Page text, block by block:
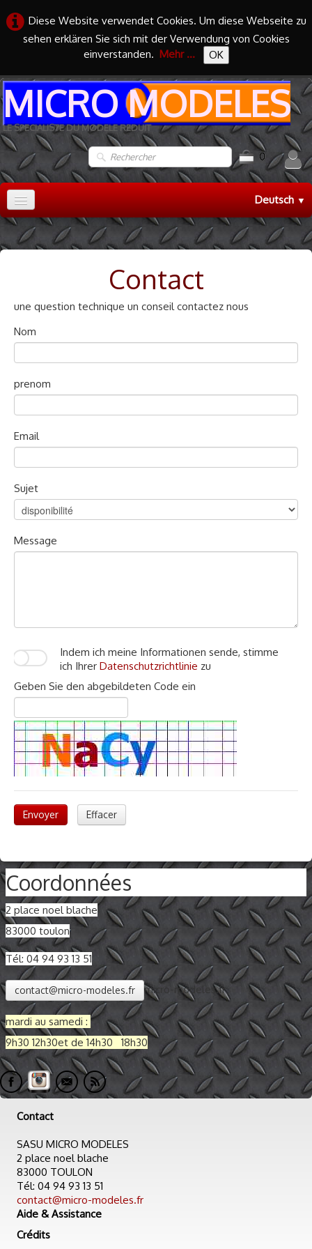
Diese Website verwendet Cookies. Um diese Webseite zu
sehen erklären Sie sich mit der Verwendung von Cookies
einverstanden. Mehr ... OK
MICRO MODELES
LE SPECIALISTE DU MODELE REDUIT
0
Deutsch▼
Accueil
TRAIN HO▼
PEINTURE MATIERE PREMIERE
Contact
Contact
une question technique un conseil contactez nous
Nom
prenom
Email
Sujet
Message
Indem ich meine Informationen sende, stimme
ich Ihrer Datenschutzrichtlinie zu
Geben Sie den abgebildeten Code ein
Envoyer Effacer
Coordonnées
2 place noel blache
83000 toulon
Tél: 04 94 93 13 51
contact@micro-modeles.fr micro-modeles.fr
mardi au samedi :
9h30 12h30et de 14h30 18h30
Contact
SASU MICRO MODELES
2 place noel blache
83000 TOULON
Tél: 04 94 93 13 51
contact@micro-modeles.fr
Aide & Assistance
Crédits